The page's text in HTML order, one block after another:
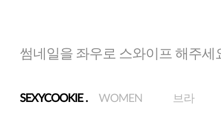
썸네일을 좌우로 스와이프 해주세
SEXYCOOKIE. WOMEN 브라